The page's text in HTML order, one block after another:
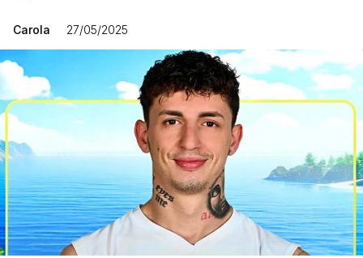
Carola 27/05/2025